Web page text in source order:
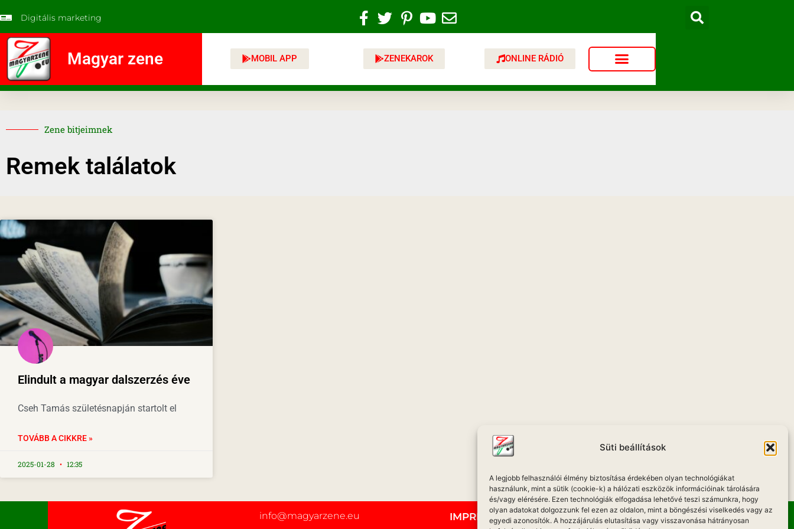
Süti beállítások
A legjobb felhasználói élmény biztosítása érdekében olyan technológiákat
használunk, mint a sütik (cookie-k) a hálózati eszközök információinak tárolására
és/vagy elérésére. Ezen technológiák elfogadása lehetővé teszi számunkra, hogy
olyan adatokat dolgozzunk fel ezen az oldalon, mint a böngészési viselkedés vagy az
egyedi azonosítók. A hozzájárulás elutasítása vagy visszavonása hátrányosan
Digitális marketing
Magyar zene MOBIL APP ZENEKAROK ONLINE RÁDIÓ
Zene bitjeimnek
Remek találatok
Elindult a magyar dalszerzés éve
Cseh Tamás születésnapján startolt el
TOVÁBB A CIKKRE »
2025-01-28 12:35
info@magyarzene.eu IMPRESSZUM